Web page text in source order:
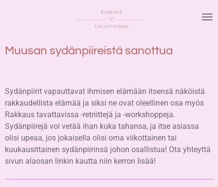
Muusan sydänpiireistä sanottua
Sydänpiirit vapauttavat ihmisen elämään itsensä näköistä
rakkaudellista elämää ja siksi ne ovat oleellinen osa myös
Rakkaus tavattavissa -retriittejä ja -workshoppeja.
Sydänpiirejä voi vetää ihan kuka tahansa, ja itse asiassa
olisi upeaa, jos jokaisella olisi oma viikottainen tai
kuukausittainen sydänpiirinsä johon osallistua! Ota yhteyttä
sivun alaosan linkin kautta niin kerron lisää!